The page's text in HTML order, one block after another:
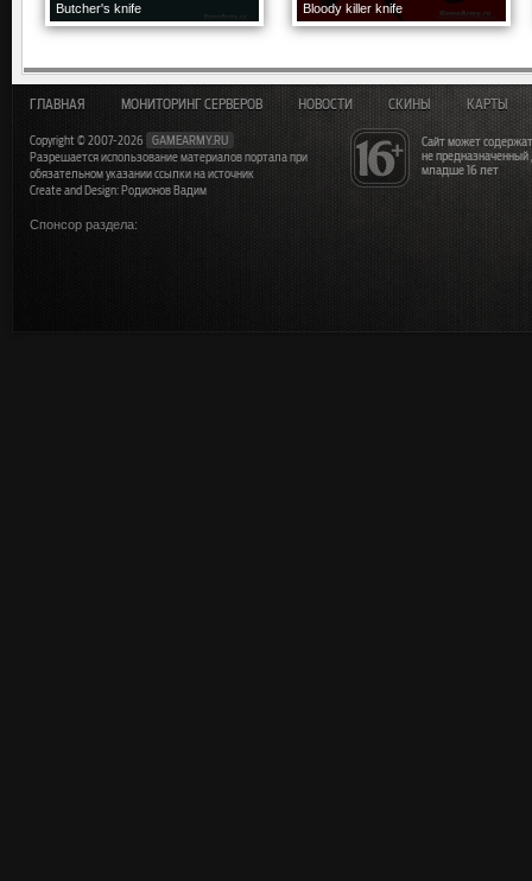
Butcher's knife Bloody killer knife
Сайт может
не
младше 16 лет
ГЛАВНАЯ МОНИТОРИНГ СЕРВЕРОВ НОВОСТИ СКИНЫ КАРТЫ
Copyright © 2007-2026
GAMEARMY.RU
Разрешается использование материалов портала при
обязательном указании ссылки на источник
Create and Design: Родионов Вадим
Спонсор раздела: